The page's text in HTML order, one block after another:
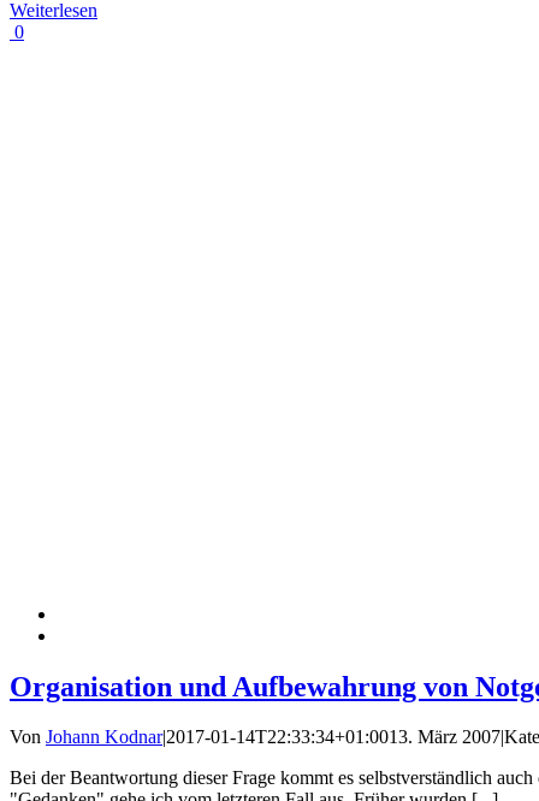
Weiterlesen
0
Organisation und Aufbewahrung von
Von Johann Kodnar|2017-01-14T22:33:34+01:0013. März 2007|
Bei der Beantwortung dieser Frage kommt es selbstverständlich